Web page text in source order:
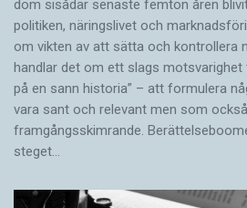
dom sisådär senaste femton åren
politiken, näringslivet och
om vikten av att sätta och kontrollera
handlar det om ett slags motsvarighet
på en sann historia” – att formulera
vara sant och ­relevant men som
framgångsskimrande.
steget…